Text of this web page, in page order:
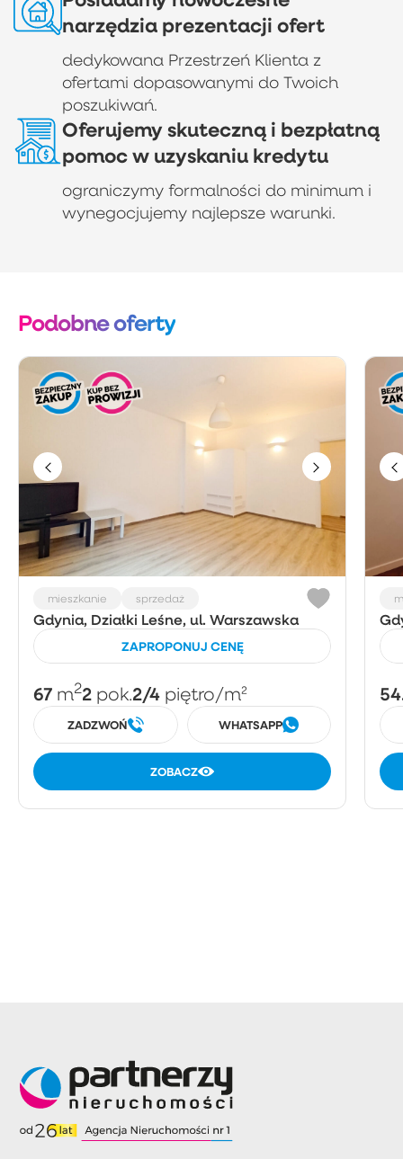
narzędzia prezentacji ofert
dedykowana Przestrzeń Klienta z
ofertami dopasowanymi do Twoich
poszukiwań.
Oferujemy skuteczną i bezpłatną
pomoc w uzyskaniu kredytu
ograniczymy formalności do minimum i
wynegocjujemy najlepsze warunki.
Podobne oferty
mieszkanie sprzedaż
Gdynia, Działki Leśne, ul. Warszawska
ZAPROPONUJ CENĘ
67 m22 pok.2/4 piętro/m²
ZADZWOŃ WHATSAPP
ZOBACZ